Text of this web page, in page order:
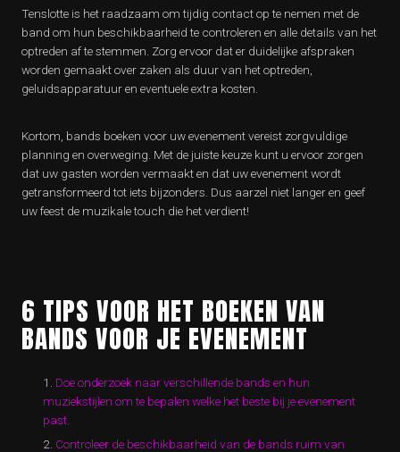
Tenslotte is het raadzaam om tijdig contact op te nemen met de
band om hun beschikbaarheid te controleren en alle details van het
optreden af te stemmen. Zorg ervoor dat er duidelijke afspraken
worden gemaakt over zaken als duur van het optreden,
geluidsapparatuur en eventuele extra kosten.
Kortom, bands boeken voor uw evenement vereist zorgvuldige
planning en overweging. Met de juiste keuze kunt u ervoor zorgen
dat uw gasten worden vermaakt en dat uw evenement wordt
getransformeerd tot iets bijzonders. Dus aarzel niet langer en geef
uw feest de muzikale touch die het verdient!
6 TIPS VOOR HET BOEKEN VAN
BANDS VOOR JE EVENEMENT
Doe onderzoek naar verschillende bands en hun
muziekstijlen om te bepalen welke het beste bij je evenement
past.
Controleer de beschikbaarheid van de bands ruim van